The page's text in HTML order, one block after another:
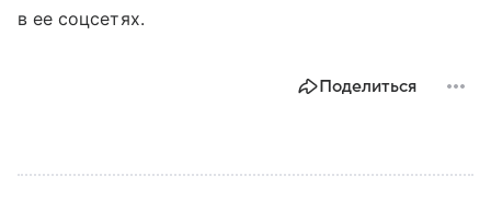
в ее соцсетях.
Поделиться